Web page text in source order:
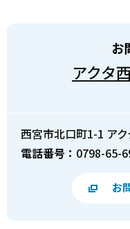
お
アクタ
西宮市北口町1-1 ア
電話番号： 0798-65-
お